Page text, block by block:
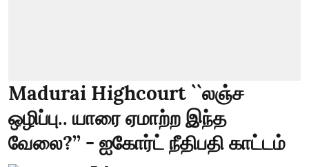
Madurai Highcourt ``லஞ்ச
ஒழிப்பு.. யாரை ஏமாற்ற இந்த
வேலை?’’ - ஐகோர்ட் நீதிபதி காட்டம்